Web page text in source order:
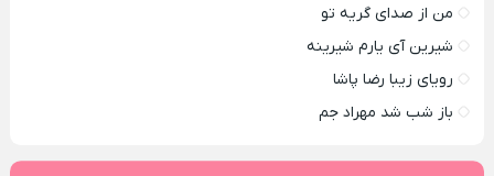
من از صدای گريه تو
شیرین آی یارم شیرینه
رویای زیبا رضا پاشا
باز شب شد مهراد جم